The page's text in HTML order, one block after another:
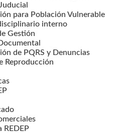
para Población Vulnerable
interno
Gestión
de PQRS y Denuncias
Reproducción
REDEP